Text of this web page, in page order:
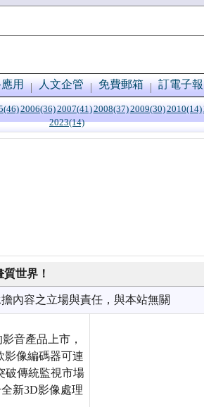
用 人文企管 免費郵箱 訂電子報
2006(36)2007(41)2008(37)2009(30)2010(14)
2023(14)
世界！
內容之立場與責任，與本站無關
音產品上市，
影像編碼器可連
破傳統監視市場
新3D影像處理